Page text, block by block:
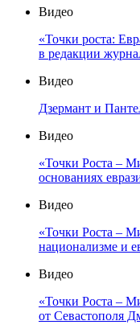
Видео
«Точки роста:
в редакции
Видео
Дзермант и
Видео
«Точки Роста –
основаниях
Видео
«Точки Роста –
национализме и
Видео
«Точки Роста –
от Севастополя